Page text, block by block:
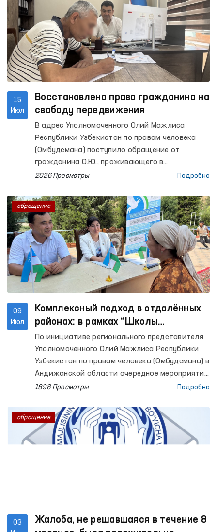
15
Июл
Восстановлено право гражданина на
свободу передвижения
В адрес Уполномоченного Олий Мажлиса
Республики Узбекистан по правам человека
(Омбудсмана) поступило обращение от
гражданина О.Ю., проживающего в
Иштыханском районе Самаркандской области.
2026 Просмотры Подробно
09
Июл
Комплексный подход в отдалённых
районах: в рамках “Школы
Омбудсмана” проведены
медицинский осмотр, выездной
приём и презентация молодёжных
кружков
По инициативе регионального представителя
Уполномоченного Олий Мажлиса Республики
Узбекистан по правам человека (Омбудсмана) в
Андижанской области очередное мероприятие
в рамках проекта “Школа Омбудсмана” было
расположенной в махалле “Узункуча”
Джалакудукского района.
1898 Просмотры Подробно
обращение
03
Жалоба, не решавшаяся в течение 8
обращение